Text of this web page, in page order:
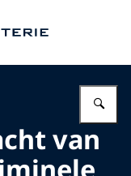
van